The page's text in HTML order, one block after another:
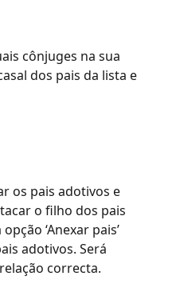
cônjuges na sua
dos pais da lista e
os pais adotivos e
o filho dos pais
‘Anexar pais’
adotivos. Será
correcta.